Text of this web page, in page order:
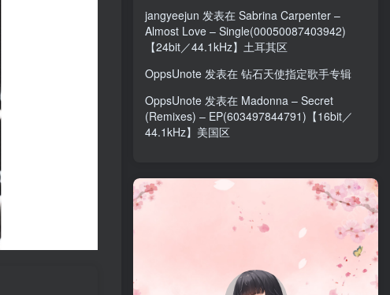
jangyeejun 发表在 Sabrina Carpenter –
Almost Love – Single(00050087403942)
【24bit／44.1kHz】土耳其区
OppsUnote 发表在 钻石天使指定歌手专辑
OppsUnote 发表在 Madonna – Secret
(Remixes) – EP(603497844791)【16bit／
44.1kHz】美国区